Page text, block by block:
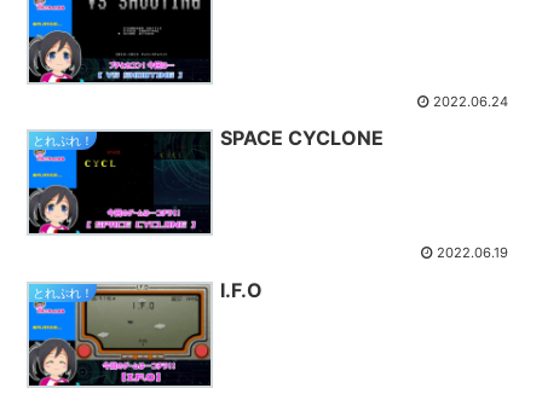
2022.06.24
とれぷれ！ SPACE CYCLONE
2022.06.19
とれぷれ！ I.F.O